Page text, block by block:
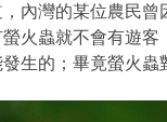
內灣的某位農民
火蟲就不會有遊
生的；畢竟螢火